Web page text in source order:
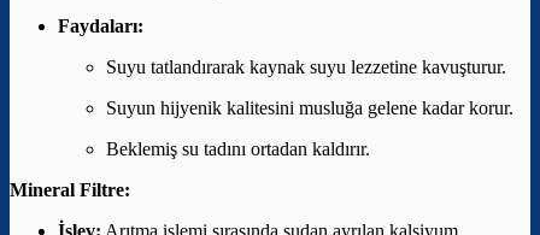
Faydaları:
Suyu tatlandırarak kaynak suyu lezzetine kavuşturur.
Suyun hijyenik kalitesini musluğa gelene kadar korur.
Beklemiş su tadını ortadan kaldırır.
Mineral Filtre:
İşlev: Arıtma işlemi sırasında sudan ayrılan kalsiyum,